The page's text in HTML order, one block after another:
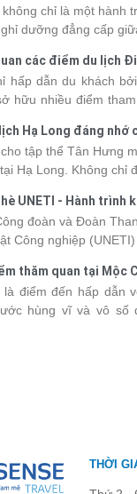
chỉ là một hành
dưỡng đẳng cấp
du khách băn
bảng giá tour du
bạn dễ dàng so
cầu cũng như ngân
các điểm du lịch
hấp dẫn du khách
hữu nhiều điểm
cập nhật trước
và chi phí. Cùng
quan các điểm du
đây.
Hạ Long đáng nhớ
tập thể Tân Hưng
Hạ Long. Không chỉ
nhiều khoảnh khắc
tràn niềm vui và
UNETI - Hành trình
đoàn và Đoàn
Công nghiệp
năng và chia sẻ kinh
đến những hoạt
thể và lưu giữ nhiều
thăm quan tại Mộc
là điểm đến hấp dẫn
hùng vĩ và vô số
THỜI